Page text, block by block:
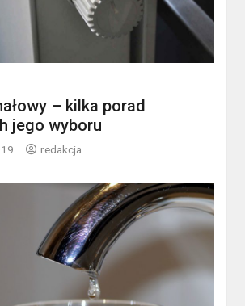
– kilka porad
jego wyboru
redakcja